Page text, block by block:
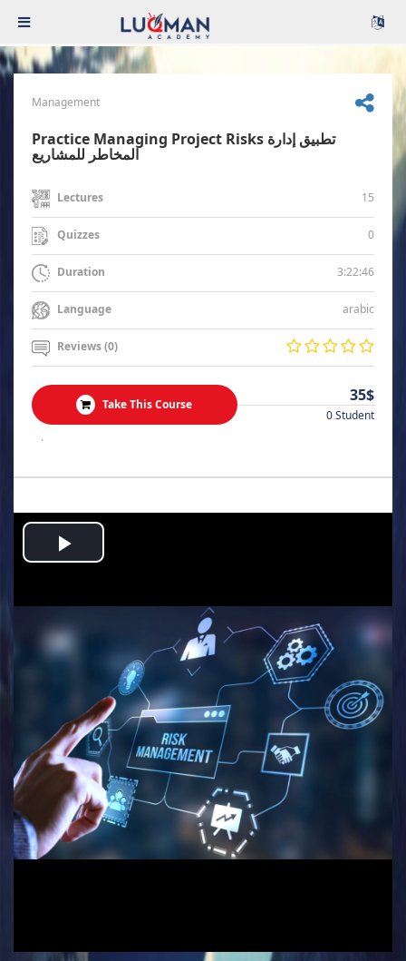
Management
Practice Managing Project Risks تطبيق إدارة
المخاطر للمشاريع
Lectures 15
Quizzes 0
Duration 3:22:46
Language arabic
Reviews (0)
Take This Course 35$
0 Student
.
Play
Video